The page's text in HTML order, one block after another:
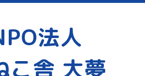
法人
こ舎 大夢